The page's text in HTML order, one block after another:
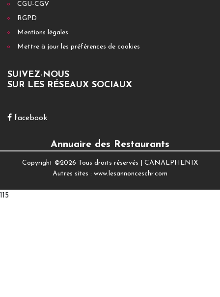
CGU-CGV
RGPD
Mentions légales
Mettre à jour les préférences de cookies
SUIVEZ-NOUS
SUR LES RÉSEAUX SOCIAUX
facebook
Annuaire des Restaurants
Copyright ©2026 Tous droits réservés | CANALPHENIX
Autres sites : www.lesannonceschr.com
115